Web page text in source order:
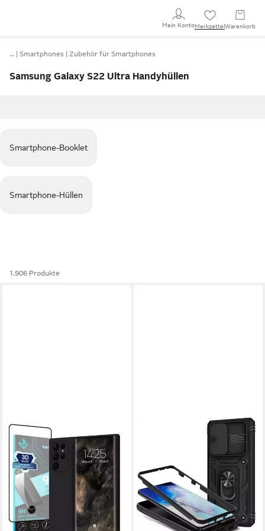
Mein KontoMerkzettel Warenkorb
… Smartphones Zubehör für Smartphones
Samsung Galaxy S22 Ultra Handyhüllen
Smartphone-Booklet
Smartphone-Hüllen
1.906 Produkte